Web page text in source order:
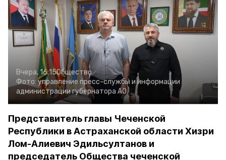
Вчера, 16:15Общество
Фото: управление пресс-службы и информации
администрации губернатора АО
Представитель главы Чеченской
Республики в Астраханской области Хизри
Лом-Алиевич Эдильсултанов и
председатель Общества чеченской